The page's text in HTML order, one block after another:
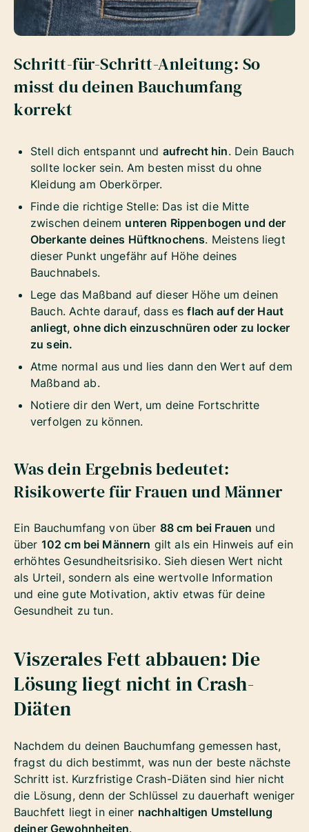
Schritt-für-Schritt-Anleitung: So
misst du deinen Bauchumfang
korrekt
Stell dich entspannt und aufrecht hin. Dein Bauch
sollte locker sein. Am besten misst du ohne
Kleidung am Oberkörper.
Finde die richtige Stelle: Das ist die Mitte
zwischen deinem unteren Rippenbogen und der
Oberkante deines Hüftknochens. Meistens liegt
dieser Punkt ungefähr auf Höhe deines
Bauchnabels.
Lege das Maßband auf dieser Höhe um deinen
Bauch. Achte darauf, dass esflach auf der Haut
anliegt, ohne dich einzuschnüren oder zu locker
zu sein.
Atme normal aus und lies dann den Wert auf dem
Maßband ab.
Notiere dir den Wert, um deine Fortschritte
verfolgen zu können.
Was dein Ergebnis bedeutet:
Risikowerte für Frauen und Männer
Ein Bauchumfang von über 88 cm bei Frauen und
über 102 cm bei Männern gilt als ein Hinweis auf ein
erhöhtes Gesundheitsrisiko. Sieh diesen Wert nicht
als Urteil, sondern als eine wertvolle Information
und eine gute Motivation, aktiv etwas für deine
Gesundheit zu tun.
Viszerales Fett abbauen: Die
Lösung liegt nicht in Crash-
Diäten
Nachdem du deinen Bauchumfang gemessen hast,
fragst du dich bestimmt, was nun der beste nächste
Schritt ist. Kurzfristige Crash-Diäten sind hier nicht
die Lösung, denn der Schlüssel zu dauerhaft weniger
Bauchfett liegt in einer nachhaltigen Umstellung
deiner Gewohnheiten.